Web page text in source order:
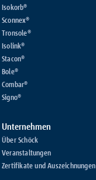
Isokorb®
Sconnex®
Tronsole®
Isolink®
Stacon®
Bole®
Combar®
Signo®
Unternehmen
Über Schöck
Veranstaltungen
Zertifikate und Auszeichnungen